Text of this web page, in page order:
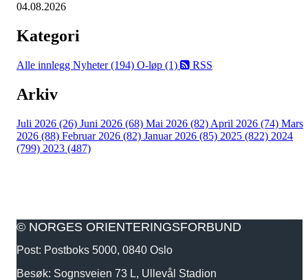
04.08.2026
Kategori
Alle innlegg Nyheter (194) O-løp (1) RSS
Arkiv
Juli 2026 (26) Juni 2026 (68) Mai 2026 (82) April 2026 (74) Mars
2026 (88) Februar 2026 (82) Januar 2026 (85) 2025 (822) 2024
(799) 2023 (487)
© NORGES ORIENTERINGSFORBUND
Post: Postboks 5000, 0840 Oslo
Besøk: Sognsveien 73 L, Ullevål Stadion